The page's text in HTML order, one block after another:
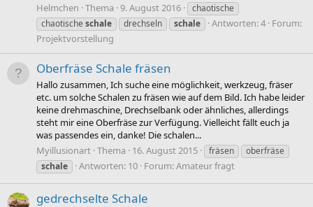
Helmchen Thema 9. August 2016
chaotische
chaotische schale drechseln schale Antworten: 4 Forum:
Projektvorstellung
Oberfräse Schale fräsen
Hallo zusammen, Ich suche eine möglichkeit, werkzeug, fräser
etc. um solche Schalen zu fräsen wie auf dem Bild. Ich habe leider
keine drehmaschine, Drechselbank oder ähnliches, allerdings
steht mir eine Oberfräse zur Verfügung. Vielleicht fällt euch ja
was passendes ein, danke! Die schalen...
Myillusionart Thema 16. August 2015 fräsen
oberfräse
schale
Antworten: 10 Forum:Amateur fragt
gedrechselte Schale